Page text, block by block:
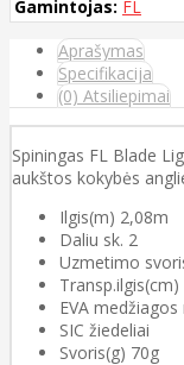
Gamintojas: FL
Aprašymas
Specifikacija
(0) Atsiliepimai
Spiningas FL Blade
aukštos kokybės
Ilgis(m) 2,08m
Daliu sk. 2
Uzmetimo
EVA medžiagos
SIC žiedeliai
Svoris(g) 70g